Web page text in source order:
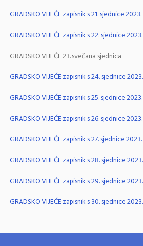
GRADSKO VIJEĆE zapisnik s 21. sjednice 2023.
GRADSKO VIJEĆE zapisnik s 22. sjednice 2023.
GRADSKO VIJEĆE 23. svečana sjednica
GRADSKO VIJEĆE zapisnik s 24. sjednice 2023.
GRADSKO VIJEĆE zapisnik s 25. sjednice 2023.
GRADSKO VIJEĆE zapisnik s 26. sjednice 2023.
GRADSKO VIJEĆE zapisnik s 27. sjednice 2023.
GRADSKO VIJEĆE zapisnik s 28. sjednice 2023.
GRADSKO VIJEĆE zapisnik s 29. sjednice 2023.
GRADSKO VIJEĆE zapisnik s 30. sjednice 2023.